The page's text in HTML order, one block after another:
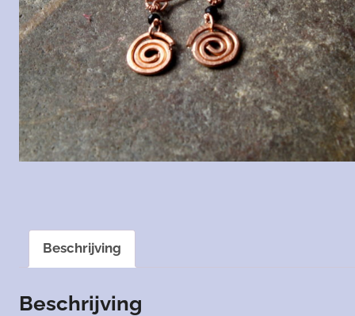
Beschrijving
Beschrijving